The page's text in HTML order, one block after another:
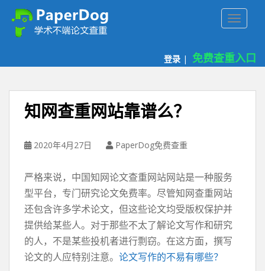
登录 | 免费查重入口
知网查重网站靠谱么？
2020年4月27日 PaperDog免费查重
严格来说，中国知网论文查重网站网站是一种服务
型平台，专门研究论文免费率。尽管知网查重网站
还包含许多学术论文，但这些论文均受版权保护并
提供给某些人。对于那些不太了解论文写作和研究
的人，不是某些投机者进行剽窃。在这方面，撰写
论文的人应特别注意。 论文写作的不易有哪些？